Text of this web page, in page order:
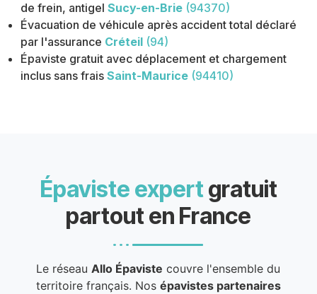
de frein, antigel Sucy-en-Brie (94370)
Évacuation de véhicule après accident total déclaré
par l'assurance Créteil (94)
Épaviste gratuit avec déplacement et chargement
inclus sans frais Saint-Maurice (94410)
Épaviste expertgratuit
partout en France
Le réseauAllo Épaviste couvre l'ensemble du
territoire français. Nos épavistes partenaires